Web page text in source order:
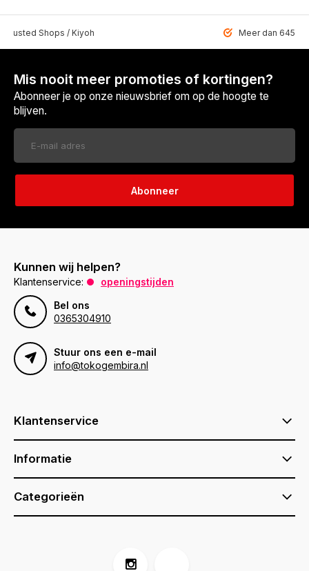
Shops / Kiyoh Meer dan 6459
Mis nooit meer promoties of kortingen?
Abonneer je op onze nieuwsbrief om op de hoogte te
blijven.
Abonneer
Kunnen wij helpen?
Klantenservice:
openingstijden
Bel ons
0365304910
Stuur ons een e-mail
info@tokogembira.nl
Klantenservice
Informatie
Categorieën